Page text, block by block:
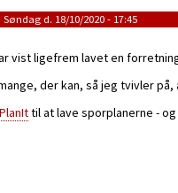
Søndag d. 18/10/2020 - 17:45
vist ligefrem lavet en
der kan, så jeg tvivler
til at lave sporplanerne -